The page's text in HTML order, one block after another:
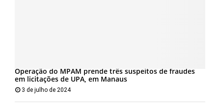
Operação do MPAM prende três suspeitos de fraudes
em licitações de UPA, em Manaus
3 de julho de 2024